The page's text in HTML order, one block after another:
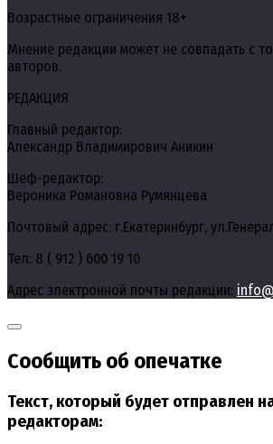
Возрастные ограничения 18+
Мнение редакции может не совпадать с
авторов.
РЕДАКЦИЯ
Главный редактор:
Александр Владимирович Аникин
Шеф-редактор:
Вероника Романовна Румянцева
Почтовый адрес: г.Екатеринбург,
Тел: 8 ( 912 ) 600 19 10
Адрес электронной почты редакции:
Сообщить об опечатке
Текст, который будет отправлен
редакторам: